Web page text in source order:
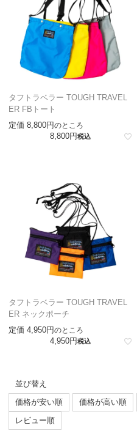
タフトラベラー TOUGH TRAVEL
ER FBトート
定価 8,800 のところ
8,800 税込
タフトラベラー TOUGH TRAVEL
ER ネックポーチ
定価 4,950 のところ
4,950 税込
並び替え
価格が安い順
価格が高い順
レビュー順